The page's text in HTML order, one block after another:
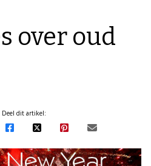
over oud
Deel dit artikel: